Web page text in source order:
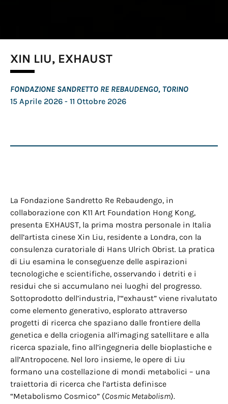
XIN LIU, EXHAUST
FONDAZIONE SANDRETTO RE REBAUDENGO, TORINO
15 Aprile 2026 - 11 Ottobre 2026
La Fondazione Sandretto Re Rebaudengo, in
collaborazione con K11 Art Foundation Hong Kong,
presenta EXHAUST, la prima mostra personale in Italia
dell’artista cinese Xin Liu, residente a Londra, con la
consulenza curatoriale di Hans Ulrich Obrist. La pratica
di Liu esamina le conseguenze delle aspirazioni
tecnologiche e scientifiche, osservando i detriti e i
residui che si accumulano nei luoghi del progresso.
Sottoprodotto dell’industria, l’“exhaust” viene rivalutato
come elemento generativo, esplorato attraverso
progetti di ricerca che spaziano dalle frontiere della
genetica e della criogenia all’imaging satellitare e alla
ricerca spaziale, fino all’ingegneria delle bioplastiche e
all’Antropocene. Nel loro insieme, le opere di Liu
formano una costellazione di mondi metabolici – una
traiettoria di ricerca che l’artista definisce
“Metabolismo Cosmico” (Cosmic Metabolism).